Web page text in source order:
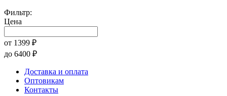
Фильтр:
Цена
от 1399 ₽
до 6400 ₽
Доставка и оплата
Оптовикам
Контакты